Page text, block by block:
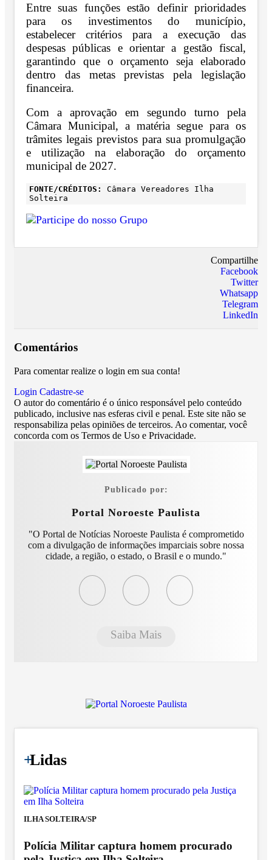
Entre suas funções estão definir prioridades
para os investimentos do município,
estabelecer critérios para a execução das
despesas públicas e orientar a gestão fiscal,
garantindo que o orçamento seja elaborado
dentro das metas previstas pela legislação
financeira.
Com a aprovação em segundo turno pela
Câmara Municipal, a matéria segue para os
trâmites legais previstos para sua promulgação
e utilização na elaboração do orçamento
municipal de 2027.
FONTE/CRÉDITOS:
Câmara Vereadores Ilha
Solteira
Compartilhe
Facebook
Twitter
Whatsapp
Telegram
LinkedIn
Comentários
Para comentar realize o login em sua conta!
Login Cadastre-se
O autor do comentário é o único responsável pelo conteúdo
publicado, inclusive nas esferas civil e penal. Este site não se
responsabiliza pelas opiniões de terceiros. Ao comentar, você
concorda com os Termos de Uso e Privacidade.
Publicado por:
Portal Noroeste Paulista
"O Portal de Notícias Noroeste Paulista é comprometido
com a divulgação de informações imparciais sobre nossa
cidade, a região, o estado, o Brasil e o mundo."
Saiba Mais
+
Lidas
ILHA SOLTEIRA/SP
Polícia Militar captura homem procurado